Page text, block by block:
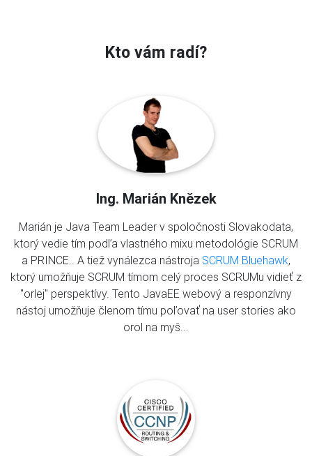
Kto vám radí?
Ing. Marián Knězek
Marián je Java Team Leader v spoločnosti Slovakodata,
ktorý vedie tím podľa vlastného mixu metodológie SCRUM
a PRINCE.. A tiež vynálezca nástroja SCRUM Bluehawk,
ktorý umožňuje SCRUM tímom celý proces SCRUMu vidieť z
"orlej" perspektívy. Tento JavaEE webový a responzívny
nástoj umožňuje členom tímu poľovať na user stories ako
orol na myš...